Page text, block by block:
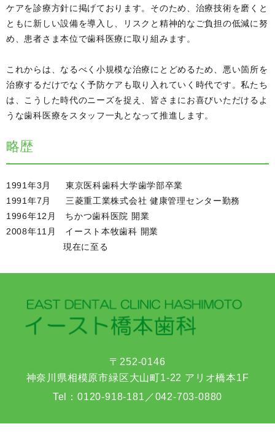
ケアを診療方針に掲げております。そのため、治療技術を磨くと
ともに新しい設備を導入し、リスクと精神的なご負担の低減に努
め、患者さま本位で歯科医療に取り組みます。
これからは、なるべく小規模な治療にとどめるため、悪い箇所を
治療するだけでなく予防ケアも取り入れていく時代です。私たち
は、こうした時代のニーズを捉え、皆さまにお喜びいただけるよ
うな歯科医療をスタッフ一丸となって推進します。
略歴
1991年3月 東京医科歯科大学歯学部卒業
1991年7月 三菱重工業株式会社 健康管理センター勤務
1996年12月 ちかつ歯科医院 開業
2008年11月 イースト本牧歯科 開業
現在に至る
〒252-0146
神奈川県相模原市緑区大山町1-22 アリオ橋本1F
Tel：0120-918-181 ／042-703-0880